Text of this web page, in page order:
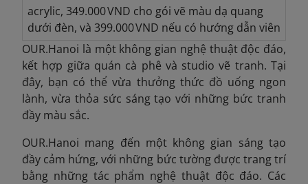
acrylic, 349.000 VND cho gói vẽ màu dạ quang
dưới đèn, và 399.000 VND nếu có hướng dẫn viên
OUR.Hanoi là một không gian nghệ thuật độc đáo,
kết hợp giữa quán cà phê và studio vẽ tranh. Tại
đây, bạn có thể vừa thưởng thức đồ uống ngon
lành, vừa thỏa sức sáng tạo với những bức tranh
đầy màu sắc.
OUR.Hanoi mang đến một không gian sáng tạo
đầy cảm hứng, với những bức tường được trang trí
bằng những tác phẩm nghệ thuật độc đáo. Các